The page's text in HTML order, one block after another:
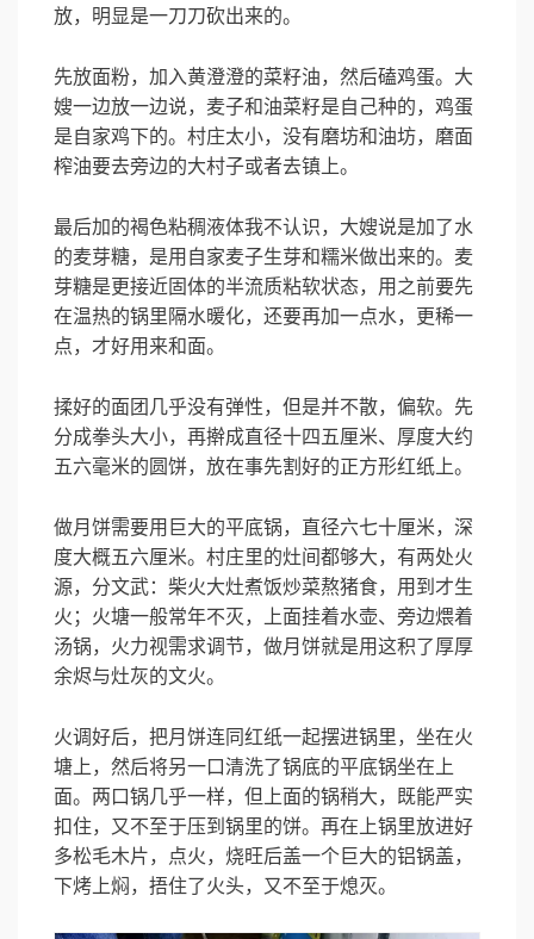
放，明显是一刀刀砍出来的。
先放面粉，加入黄澄澄的菜籽油，然后磕鸡蛋。大
嫂一边放一边说，麦子和油菜籽是自己种的，鸡蛋
是自家鸡下的。村庄太小，没有磨坊和油坊，磨面
榨油要去旁边的大村子或者去镇上。
最后加的褐色粘稠液体我不认识，大嫂说是加了水
的麦芽糖，是用自家麦子生芽和糯米做出来的。麦
芽糖是更接近固体的半流质粘软状态，用之前要先
在温热的锅里隔水暖化，还要再加一点水，更稀一
点，才好用来和面。
揉好的面团几乎没有弹性，但是并不散，偏软。先
分成拳头大小，再擀成直径十四五厘米、厚度大约
五六毫米的圆饼，放在事先割好的正方形红纸上。
做月饼需要用巨大的平底锅，直径六七十厘米，深
度大概五六厘米。村庄里的灶间都够大，有两处火
源，分文武：柴火大灶煮饭炒菜熬猪食，用到才生
火；火塘一般常年不灭，上面挂着水壶、旁边煨着
汤锅，火力视需求调节，做月饼就是用这积了厚厚
余烬与灶灰的文火。
火调好后，把月饼连同红纸一起摆进锅里，坐在火
塘上，然后将另一口清洗了锅底的平底锅坐在上
面。两口锅几乎一样，但上面的锅稍大，既能严实
扣住，又不至于压到锅里的饼。再在上锅里放进好
多松毛木片，点火，烧旺后盖一个巨大的铝锅盖，
下烤上焖，捂住了火头，又不至于熄灭。